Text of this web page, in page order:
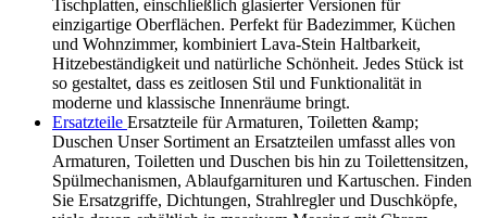
Tischplatten, einschließlich glasierter Versionen für
einzigartige Oberflächen. Perfekt für Badezimmer, Küchen
und Wohnzimmer, kombiniert Lava-Stein Haltbarkeit,
Hitzebeständigkeit und natürliche Schönheit. Jedes Stück ist
so gestaltet, dass es zeitlosen Stil und Funktionalität in
moderne und klassische Innenräume bringt.
Ersatzteile Ersatzteile für Armaturen, Toiletten &amp;
Duschen Unser Sortiment an Ersatzteilen umfasst alles von
Armaturen, Toiletten und Duschen bis hin zu Toilettensitzen,
Spülmechanismen, Ablaufgarnituren und Kartuschen. Finden
Sie Ersatzgriffe, Dichtungen, Strahlregler und Duschköpfe,